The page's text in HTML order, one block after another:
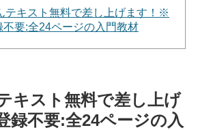
キスト無料で差し上げ
録不要:全24ページの入